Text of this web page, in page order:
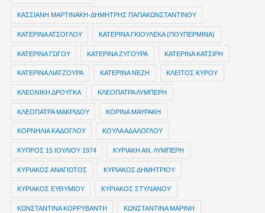
ΚΑΣΣΙΑΝΗ ΜΑΡΤΙΝΑΚΗ-ΔΗΜΗΤΡΗΣ ΠΑΠΑΚΩΝΣΤΑΝΤΙΝΟΥ
ΚΑΤΕΡΙΝΑ ΑΤΣΟΓΛΟΥ ΚΑΤΕΡΙΝΑ ΓΚΙΟΥΛΕΚΑ (ΠΟΥΠΕΡΜΙΝΑ)
ΚΑΤΕΡΙΝΑ ΓΩΓΟΥ ΚΑΤΕΡΙΝΑ ΖΥΓΟΥΡΑ ΚΑΤΕΡΙΝΑ ΚΑΤΣΙΡΗ
ΚΑΤΕΡΙΝΑ ΛΙΑΤΖΟΥΡΑ ΚΑΤΕΡΙΝΑ ΝΕΖΗ ΚΛΕΙΤΟΣ ΚΥΡΟΥ
ΚΛΕΟΝΙΚΗ ΔΡΟΥΓΚΑ ΚΛΕΟΠΑΤΡΑ ΛΥΜΠΕΡΗ
ΚΛΕΟΠΑΤΡΑ ΜΑΚΡΙΔΟΥ ΚΟΡΙΝΑ ΜΑΥΡΑΚΗ
ΚΟΡΝΗΛΙΑ ΚΑΔΟΓΛΟΥ ΚΟΥΛΑ ΑΔΑΛΟΓΛΟΥ
ΚΥΠΡΟΣ 15 ΙΟΥΛΙΟΥ 1974 ΚΥΡΙΑΚΗ ΑΝ. ΛΥΜΠΕΡΗ
ΚΥΡΙΑΚΟΣ ΑΝΑΓΙΩΤΟΣ ΚΥΡΙΑΚΟΣ ΔΗΜΗΤΡΙΟΥ
ΚΥΡΙΑΚΟΣ ΕΥΘΥΜΙΟΥ ΚΥΡΙΑΚΟΣ ΣΤΥΛΙΑΝΟΥ
ΚΩΝΣΤΑΝΤΙΝΑ ΚΟΡΡΥΒΑΝΤΗ ΚΩΝΣΤΑΝΤΙΝΑ ΜΑΡΙΝΗ